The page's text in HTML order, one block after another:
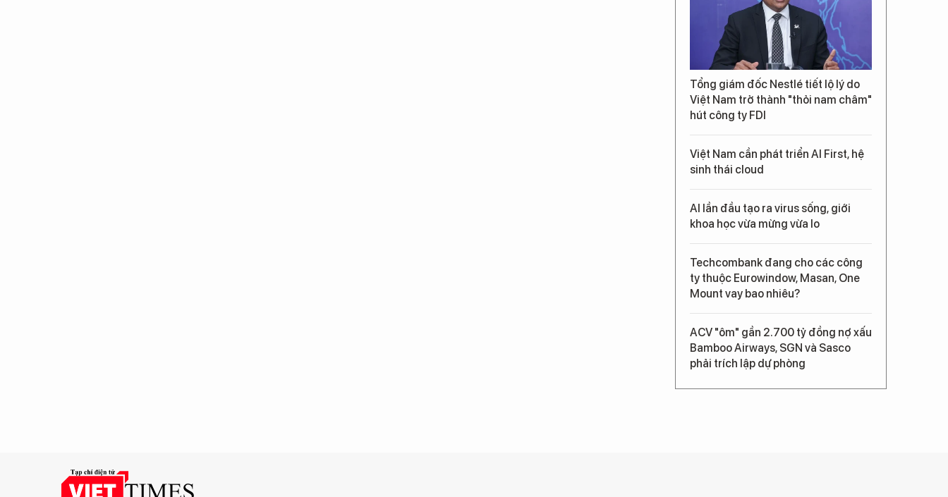
Tổng giám đốc Nestlé tiết lộ lý do
Việt Nam trở thành "thỏi nam châm"
hút công ty FDI
Việt Nam cần phát triển AI First, hệ
sinh thái cloud
AI lần đầu tạo ra virus sống, giới
khoa học vừa mừng vừa lo
Techcombank đang cho các công
ty thuộc Eurowindow, Masan, One
Mount vay bao nhiêu?
ACV "ôm" gần 2.700 tỷ đồng nợ xấu
Bamboo Airways, SGN và Sasco
phải trích lập dự phòng